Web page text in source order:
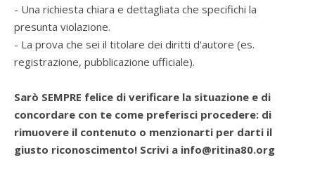
- Una richiesta chiara e dettagliata che specifichi la
presunta violazione.
- La prova che sei il titolare dei diritti d'autore (es.
registrazione, pubblicazione ufficiale).
Sarò SEMPRE felice di verificare la situazione e di
concordare con te come preferisci procedere: di
rimuovere il contenuto o menzionarti per darti il
giusto riconoscimento! Scrivi a info@ritina80.org